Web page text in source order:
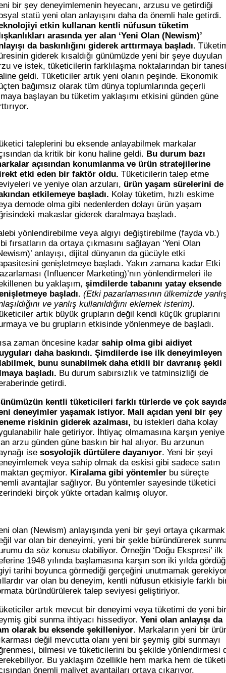
bir şey deneyimlemenin heyecanı, arzusu ve getirdiği
statü yeni olan anlayışını daha da önemli hale getirdi.
etkin kullanan kentli nüfusun tüketim
arasında yer alan ‘Yeni Olan (Newism)’
da baskınlığını giderek arttırmaya başladı.
giderek kısaldığı günümüzde yeni bir şeye duyulan
ve istek, tüketicilerin farklılaşma noktalarından bir tanesi
geldi. Tüketiciler artık yeni olanın peşinde. Ekonomik
bağımsız olarak tüm dünya toplumlarında geçerli
başlayan bu tüketim yaklaşımı etkisini günden güne
taleplerini bu eksende anlayabilmek markalar
da kritik bir konu haline geldi. Bu durum bazı
açısından konumlanma ve ürün stratejilerine
etki eden bir faktör oldu. Tüketicilerin talep etme
ve yeniye olan arzuları, ürün yaşam sürelerini de
etkilemeye başladı. Kolay tüketim, hızlı eskime
demode olma gibi nedenlerden dolayı ürün yaşam
makaslar giderek daralmaya başladı.
yönlendirebilme veya algıyı değiştirebilme (fayda vb.)
fırsatların da ortaya çıkmasını sağlayan ‘Yeni Olan
anlayışı, dijital dünyanın da gücüyle etki
genişletmeye başladı. Yakın zamana kadar Etki
(Influencer Marketing)’nın yönlendirmeleri ile
bu yaklaşım, şimdilerde tabanını yatay eksende
başladı. (Etki pazarlamasının ülkemizde
ve yanlış kullanıldığını eklemek isterim).
artık büyük grupların değil kendi küçük gruplarını
ve bu grupların etkisinde yönlenmeye de başladı.
zaman öncesine kadar sahip olma gibi aidiyet
daha baskındı. Şimdilerde ise ilk deneyimleyen
bunu sunabilmek daha etkili bir davranış şekli
başladı. Bu durum sabırsızlık ve tatminsizliği de
getirdi.
kentli tüketicileri farklı türlerde ve çok
deneyimler yaşamak istiyor. Mali açıdan yeni bir şey
riskinin giderek azalması, bu istekleri daha kolay
hale getiriyor. İhtiyaç olmamasına karşın yeniye
arzu günden güne baskın bir hal alıyor. Bu arzunun
ise sosyolojik dürtülere dayanıyor. Yeni bir şeyi
veya sahip olmak da eskisi gibi sadece satın
geçmiyor. Kiralama gibi yöntemler bu süreçte
avantajlar sağlıyor. Bu yöntemler sayesinde tüketici
birçok yükte ortadan kalmış oluyor.
olan (Newism) anlayışında yeni bir şeyi ortaya çıkarmak
var olan bir deneyimi, yeni bir şekle büründürerek
da söz konusu olabiliyor. Örneğin ‘Doğu Ekspresi’ ilk
1948 yılında başlamasına karşın son iki yılda
tarihi boyunca görmediği gerçeğini unutmamak
var olan bu deneyim, kentli nüfusun etkisiyle farklı
büründürülerek talep seviyesi geliştiriyor.
artık mevcut bir deneyimi veya tüketimi de yeni bir
gibi sunma ihtiyacı hissediyor. Yeni olan anlayışı da
olarak bu eksende şekilleniyor. Markaların yeni bir
değil mevcutta olanı yeni bir şeymiş gibi sunmayı
bilmesi ve tüketicilerini bu şekilde yönlendirmesi
Bu yaklaşım özellikle hem marka hem de
önemli maliyet avantajları ortaya çıkarıyor.